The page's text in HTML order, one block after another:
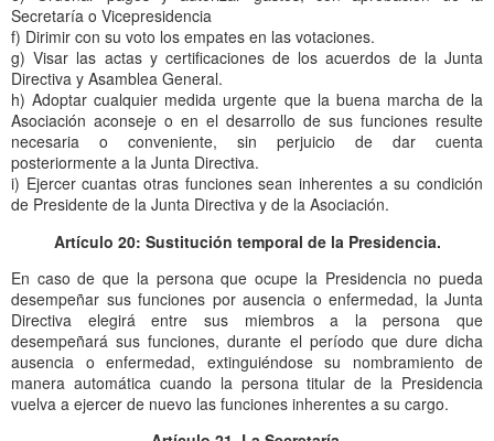
Secretaría o Vicepresidencia
f) Dirimir con su voto los empates en las votaciones.
g) Visar las actas y certificaciones de los acuerdos de la Junta
Directiva y Asamblea General.
h) Adoptar cualquier medida urgente que la buena marcha de la
Asociación aconseje o en el desarrollo de sus funciones resulte
necesaria o conveniente, sin perjuicio de dar cuenta
posteriormente a la Junta Directiva.
i) Ejercer cuantas otras funciones sean inherentes a su condición
de Presidente de la Junta Directiva y de la Asociación.
Artículo 20: Sustitución temporal de la Presidencia.
En caso de que la persona que ocupe la Presidencia no pueda
desempeñar sus funciones por ausencia o enfermedad, la Junta
Directiva elegirá entre sus miembros a la persona que
desempeñará sus funciones, durante el período que dure dicha
ausencia o enfermedad, extinguiéndose su nombramiento de
manera automática cuando la persona titular de la Presidencia
vuelva a ejercer de nuevo las funciones inherentes a su cargo.